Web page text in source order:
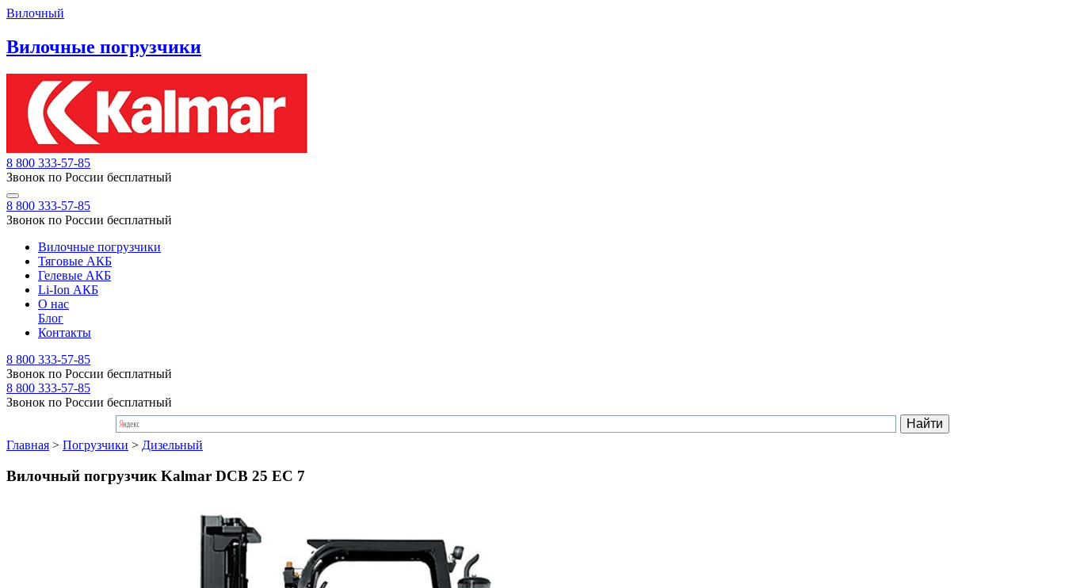
Вилочный
Вилочные погрузчики
8 800 333-57-85
Звонок по России бесплатный
8 800 333-57-85
Звонок по России бесплатный
Вилочные погрузчики
Тяговые АКБ
Гелевые АКБ
Li-Ion АКБ
О нас
Блог
Контакты
8 800 333-57-85
Звонок по России бесплатный
8 800 333-57-85
Звонок по России бесплатный
Главная > Погрузчики > Дизельный
Вилочный погрузчик Kalmar DCB 25 EC 7